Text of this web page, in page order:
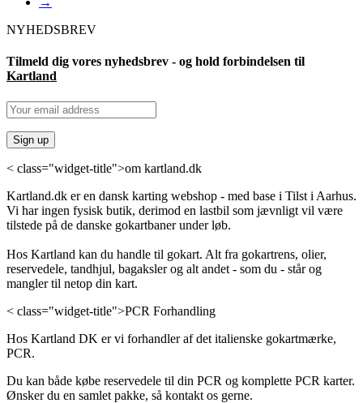
NYHEDSBREV
Tilmeld dig vores nyhedsbrev - og hold forbindelsen til
Kartland
< class="widget-title">om kartland.dk
Kartland.dk er en dansk karting webshop - med base i Tilst i Aarhus.
Vi har ingen fysisk butik, derimod en lastbil som jævnligt vil være
tilstede på de danske gokartbaner under løb.
Hos Kartland kan du handle til gokart. Alt fra gokartrens, olier,
reservedele, tandhjul, bagaksler og alt andet - som du - står og
mangler til netop din kart.
< class="widget-title">PCR Forhandling
Hos Kartland DK er vi forhandler af det italienske gokartmærke,
PCR.
Du kan både købe reservedele til din PCR og komplette PCR karter.
Ønsker du en samlet pakke, så kontakt os gerne.